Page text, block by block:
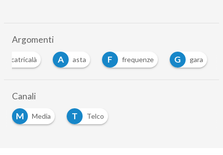
Argomenti
catricalà A asta F frequenze G gara
Canali
M
Media T Telco